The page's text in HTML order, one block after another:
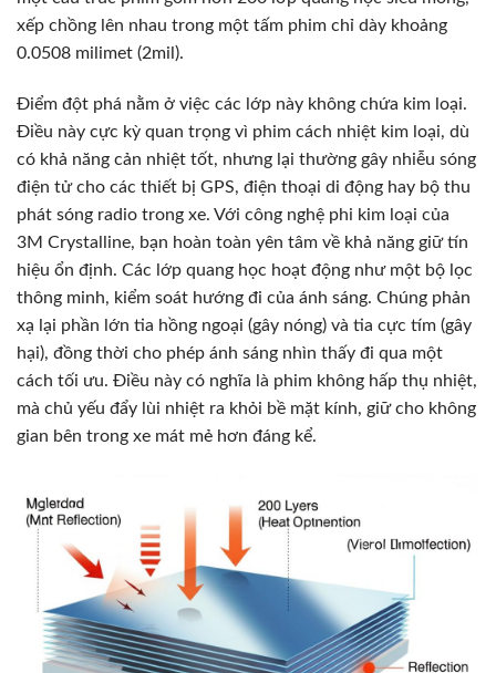
xếp chồng lên nhau trong một tấm phim chỉ dày khoảng
0.0508 milimet (2mil).
Điểm đột phá nằm ở việc các lớp này không chứa kim loại.
Điều này cực kỳ quan trọng vì phim cách nhiệt kim loại, dù
có khả năng cản nhiệt tốt, nhưng lại thường gây nhiễu sóng
điện tử cho các thiết bị GPS, điện thoại di động hay bộ thu
phát sóng radio trong xe. Với công nghệ phi kim loại của
3M Crystalline, bạn hoàn toàn yên tâm về khả năng giữ tín
hiệu ổn định. Các lớp quang học hoạt động như một bộ lọc
thông minh, kiểm soát hướng đi của ánh sáng. Chúng phản
xạ lại phần lớn tia hồng ngoại (gây nóng) và tia cực tím (gây
hại), đồng thời cho phép ánh sáng nhìn thấy đi qua một
cách tối ưu. Điều này có nghĩa là phim không hấp thụ nhiệt,
mà chủ yếu đẩy lùi nhiệt ra khỏi bề mặt kính, giữ cho không
gian bên trong xe mát mẻ hơn đáng kể.